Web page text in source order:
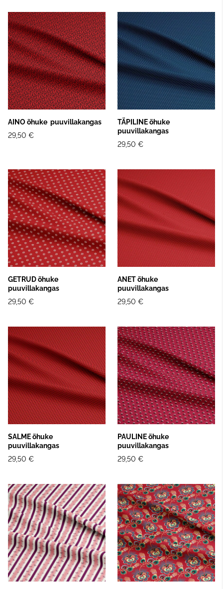
AINO õhuke puuvillakangas
29,50 €
TÄPILINE õhuke
puuvillakangas
29,50 €
GETRUD õhuke
puuvillakangas
29,50 €
ANET õhuke
puuvillakangas
29,50 €
SALME õhuke
puuvillakangas
29,50 €
PAULINE õhuke
puuvillakangas
29,50 €